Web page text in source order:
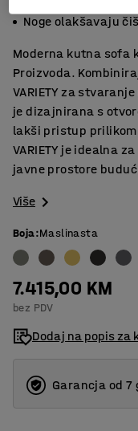
Noge olakšavaju
Moderna kutna sofa
Proizvoda.
VARIETY za
je dizajnirana s
lakši pristup
VARIETY je idealna
javne prostore
Više
Boja:Maslinasta
7.415,00 KM
bez PDV
Dodaj na popis za
Garancja od 7